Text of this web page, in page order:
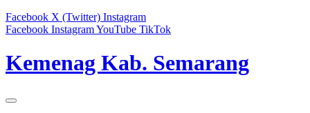
Facebook X (Twitter) Instagram
Facebook InstagramYouTube TikTok
Kemenag Kab. Semarang